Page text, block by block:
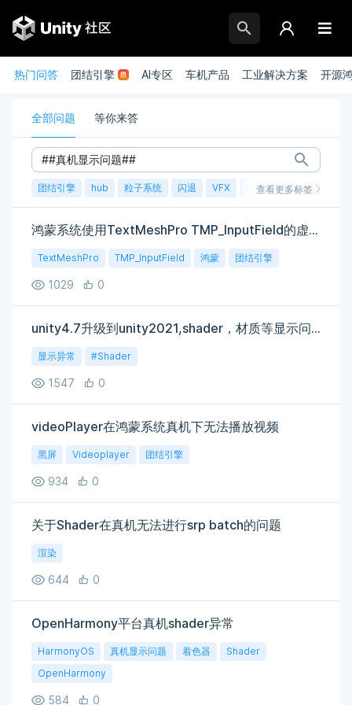
热门问答 团结引擎 AI专区 车机产品 工业解决方案 开源
全部问题 等你来答
团结引擎 hub 粒子系统 闪退 VFX 崩溃 账号 渲染
查看更多标签
鸿蒙系统使用TextMeshPro TMP_InputField的虚拟键盘问题
TextMeshPro TMP_InputField 鸿蒙 团结引擎
1029 0
unity4.7升级到unity2021,shader，材质等显示问题
显示异常 #Shader
1547 0
videoPlayer在鸿蒙系统真机下无法播放视频
黑屏 Videoplayer 团结引擎
934 0
关于Shader在真机无法进行srp batch的问题
渲染
644 0
OpenHarmony平台真机shader异常
HarmonyOS 真机显示问题 着色器
Shader
OpenHarmony
584 0